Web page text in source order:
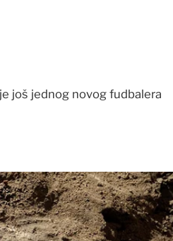
još jednog novog fudbalera